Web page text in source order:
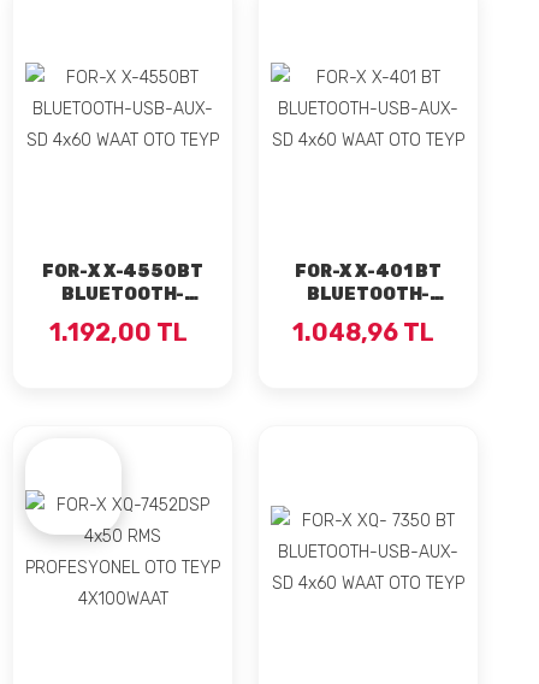
FOR-X X-4550BT
BLUETOOTH-
4x60 WAAT OTO
1.192,00 TL
FOR-X X-401 BT
BLUETOOTH-
4x60 WAAT OTO
1.048,96 TL